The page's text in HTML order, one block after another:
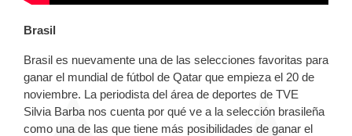
Brasil
Brasil es nuevamente una de las selecciones favoritas para
ganar el mundial de fútbol de Qatar que empieza el 20 de
noviembre. La periodista del área de deportes de TVE
Silvia Barba nos cuenta por qué ve a la selección brasileña
como una de las que tiene más posibilidades de ganar el